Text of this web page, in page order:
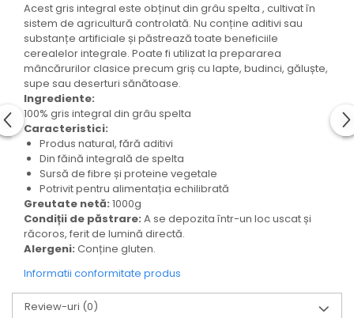
Acest gris integral este obținut din grâu spelta , cultivat în
sistem de agricultură controlată. Nu conține aditivi sau
substanțe artificiale și păstrează toate beneficiile
cerealelor integrale. Poate fi utilizat la prepararea
mâncărurilor clasice precum griș cu lapte, budinci, găluște,
supe sau deserturi sănătoase.
Ingrediente:
100% gris integral din grâu spelta
Caracteristici:
Produs natural, fără aditivi
Din făină integrală de spelta
Sursă de fibre și proteine vegetale
Potrivit pentru alimentația echilibrată
Greutate netă: 1000g
Condiții de păstrare: A se depozita într-un loc uscat și
răcoros, ferit de lumină directă.
Alergeni: Conține gluten.
Informatii conformitate produs
Review-uri (0)